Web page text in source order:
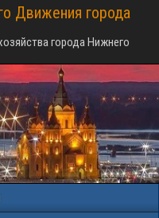
Движения города
города Нижнего